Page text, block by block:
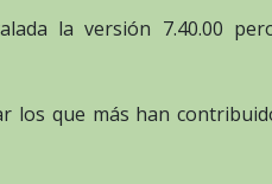
la versión 7.40.00
los que más han